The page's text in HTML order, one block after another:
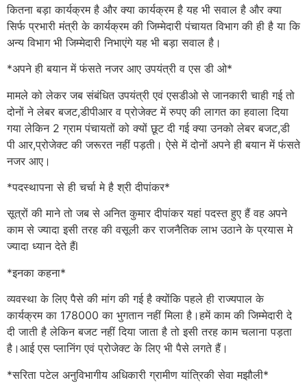
कितना बड़ा कार्यक्रम है और क्या कार्यक्रम है यह भी सवाल है और क्या
सिर्फ प्रभारी मंत्री के कार्यक्रम की जिम्मेदारी पंचायत विभाग की ही है या कि
अन्य विभाग भी जिम्मेदारी निभाएंगे यह भी बड़ा सवाल है।
*अपने ही बयान में फंसते नजर आए उपयंत्री व एस डी ओ*
मामले को लेकर जब संबंधित उपयंत्री एवं एसडीओ से जानकारी चाही गई तो
दोनों ने लेबर बजट,डीपीआर व प्रोजेक्ट में रुपए की लागत का हवाला दिया
गया लेकिन 2 ग्राम पंचायतों को क्यों छूट दी गई क्या उनको लेबर बजट,डी
पी आर,प्रोजेक्ट की जरूरत नहीं पड़ती। ऐसे में दोनों अपने ही बयान में फंसते
नजर आए।
*पदस्थापना से ही चर्चा मे है श्री दीपांकर*
सूत्रों की माने तो जब से अनित कुमार दीपांकर यहां पदस्त हुए हैं वह अपने
काम से ज्यादा इसी तरह की वसूली कर राजनैतिक लाभ उठाने के प्रयास मे
ज्यादा ध्यान देते हैंl
*इनका कहना*
व्यवस्था के लिए पैसे की मांग की गई है क्योंकि पहले ही राज्यपाल के
कार्यक्रम का 178000 का भुगतान नहीं मिला है।हमें काम की जिम्मेदारी दे
दी जाती है लेकिन बजट नहीं दिया जाता है तो इसी तरह काम चलाना पड़ता
है।आई एस प्लानिंग एवं प्रोजेक्ट के लिए भी पैसे लगते हैं।
*सरिता पटेल अनुविभागीय अधिकारी ग्रामीण यांत्रिकी सेवा मझौली*